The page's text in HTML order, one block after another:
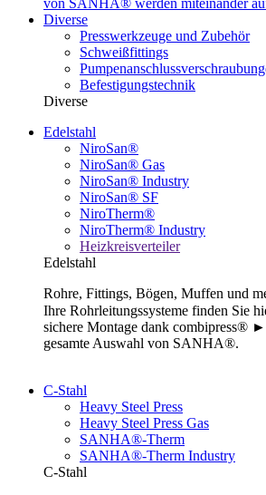
Diverse
Presswerkzeuge und Zubehör
Schweißfittings
Befestigungstechnik
Diverse
Edelstahl
NiroSan®
NiroSan® Gas
NiroSan® Industry
NiroSan® SF
NiroTherm®
NiroTherm® Industry
Heizkreisverteiler
Edelstahl
Rohre, Fittings, Bögen, Muffen und
Ihre Rohrleitungssysteme finden Sie
sichere Montage dank combipress®
gesamte Auswahl von SANHA®.
C-Stahl
Heavy Steel Press
Heavy Steel Press Gas
SANHA®-Therm
SANHA®-Therm Industry
C-Stahl